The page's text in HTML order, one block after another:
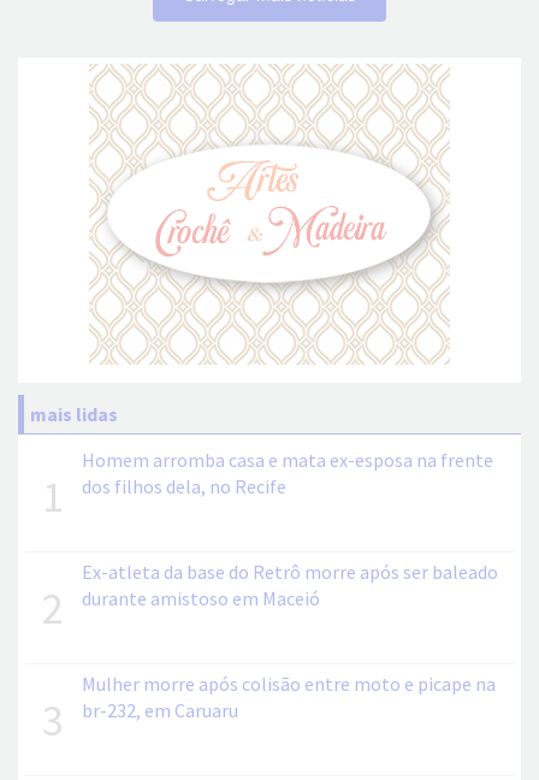
mais lidas
1
Homem arromba casa e mata ex-esposa na frente
dos filhos dela, no Recife
2
Ex-atleta da base do Retrô morre após ser baleado
durante amistoso em Maceió
3
Mulher morre após colisão entre moto e picape na
br-232, em Caruaru